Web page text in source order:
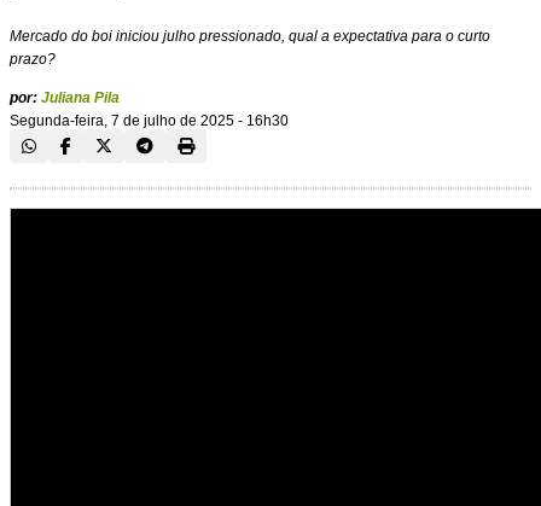
Mercado do boi iniciou julho pressionado, qual a expectativa para o curto
prazo?
por: Juliana Pila
Segunda-feira, 7 de julho de 2025 - 16h30